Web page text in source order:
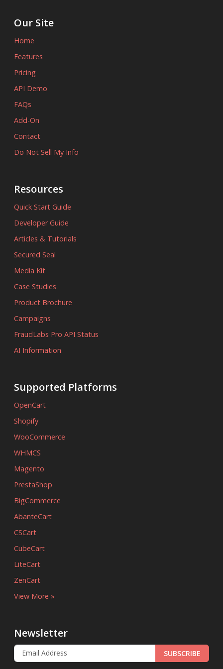
Our Site
Home
Features
Pricing
API Demo
FAQs
Add-On
Contact
Do Not Sell My Info
Resources
Quick Start Guide
Developer Guide
Articles & Tutorials
Secured Seal
Media Kit
Case Studies
Product Brochure
Campaigns
FraudLabs Pro API Status
AI Information
Supported Platforms
OpenCart
Shopify
WooCommerce
WHMCS
Magento
PrestaShop
BigCommerce
AbanteCart
CSCart
CubeCart
LiteCart
ZenCart
View More »
Newsletter
SUBSCRIBE